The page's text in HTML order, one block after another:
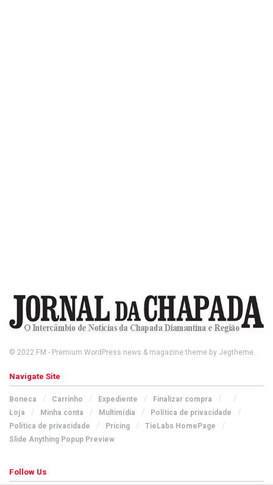
© 2022 FM - Premium WordPress news & magazine theme by Jegtheme.
Navigate Site
Boneca Carrinho Expediente
Finalizar compra
Loja
Minha conta Multimídia
Política de privacidade
Política de privacidade
Pricing
TieLabs HomePage
Slide Anything Popup Preview
Follow Us